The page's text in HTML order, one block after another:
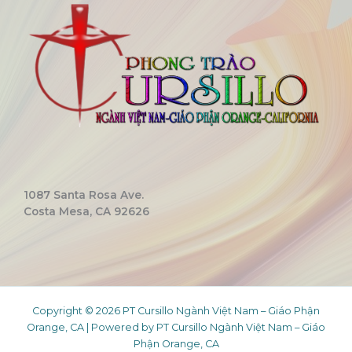
1087 Santa Rosa Ave.
Costa Mesa, CA 92626
Copyright © 2026 PT Cursillo Ngành Việt Nam – Giáo Phận
Orange, CA | Powered by PT Cursillo Ngành Việt Nam – Giáo
Phận Orange, CA